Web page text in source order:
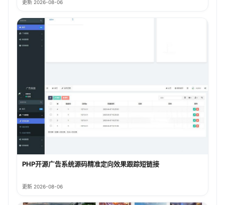
更新 2026-08-06
PHP开源广告系统源码精准定向效果跟踪短链接
更新 2026-08-06